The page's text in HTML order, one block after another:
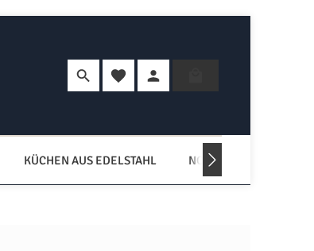
Du hast 0 Produkte auf dem Merkzettel
KÜCHEN AUS EDELSTAHL NORDISCHE KÜCHEN